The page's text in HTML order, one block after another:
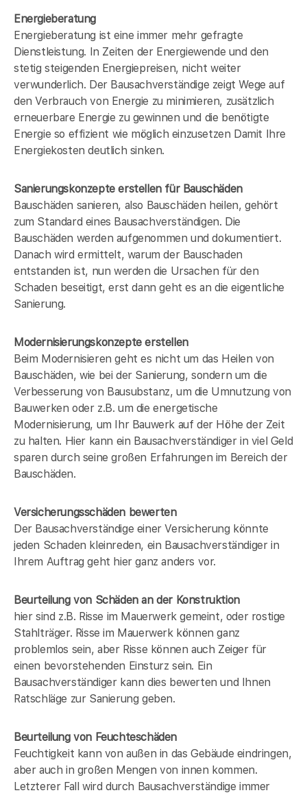
Energieberatung
Energieberatung ist eine immer mehr gefragte
Dienstleistung. In Zeiten der Energiewende und den
stetig steigenden Energiepreisen, nicht weiter
verwunderlich. Der Bausachverständige zeigt Wege auf
den Verbrauch von Energie zu minimieren, zusätzlich
erneuerbare Energie zu gewinnen und die benötigte
Energie so effizient wie möglich einzusetzen Damit Ihre
Energiekosten deutlich sinken.
Sanierungskonzepte erstellen für Bauschäden
Bauschäden sanieren, also Bauschäden heilen, gehört
zum Standard eines Bausachverständigen. Die
Bauschäden werden aufgenommen und dokumentiert.
Danach wird ermittelt, warum der Bauschaden
entstanden ist, nun werden die Ursachen für den
Schaden beseitigt, erst dann geht es an die eigentliche
Sanierung.
Modernisierungskonzepte erstellen
Beim Modernisieren geht es nicht um das Heilen von
Bauschäden, wie bei der Sanierung, sondern um die
Verbesserung von Bausubstanz, um die Umnutzung von
Bauwerken oder z.B. um die energetische
Modernisierung, um Ihr Bauwerk auf der Höhe der Zeit
zu halten. Hier kann ein Bausachverständiger in viel Geld
sparen durch seine großen Erfahrungen im Bereich der
Bauschäden.
Versicherungsschäden bewerten
Der Bausachverständige einer Versicherung könnte
jeden Schaden kleinreden, ein Bausachverständiger in
Ihrem Auftrag geht hier ganz anders vor.
Beurteilung von Schäden an der Konstruktion
hier sind z.B. Risse im Mauerwerk gemeint, oder rostige
Stahlträger. Risse im Mauerwerk können ganz
problemlos sein, aber Risse können auch Zeiger für
einen bevorstehenden Einsturz sein. Ein
Bausachverständiger kann dies bewerten und Ihnen
Ratschläge zur Sanierung geben.
Beurteilung von Feuchteschäden
Feuchtigkeit kann von außen in das Gebäude eindringen,
aber auch in großen Mengen von innen kommen.
Letzterer Fall wird durch Bausachverständige immer